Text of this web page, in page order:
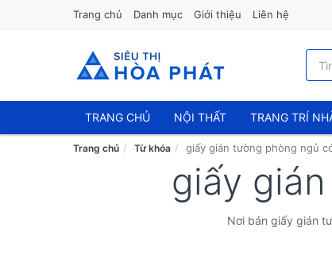
Trang chủ Danh mục Giới thiệu Liên hệ
TRANG CHỦ NỘI THẤT TRANG TRÍ
Trang chủ Từ khóa giấy gián tường phòng ngủ
giấy
Nơi bán giấy gián